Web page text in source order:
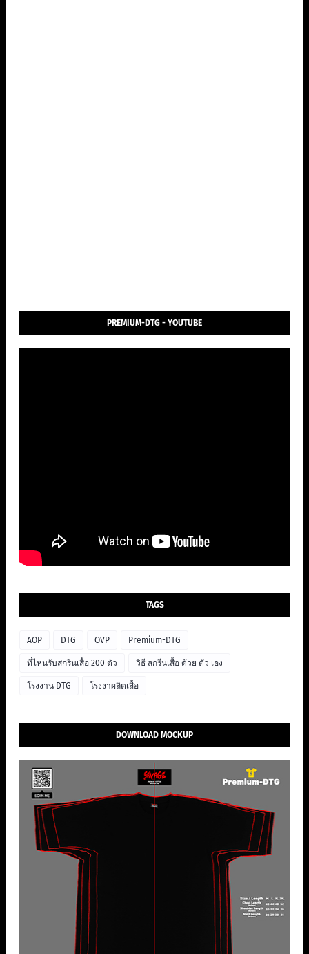
PREMIUM-DTG - YOUTUBE
TAGS
AOP DTG OVP Premium-DTG
ที่ไหนรับสกรีนเสื้อ 200 ตัว วิธี สกรีนเสื้อ ด้วย ตัว เอง
โรงงาน DTG โรงงาผลิตเสื้อ
DOWNLOAD MOCKUP